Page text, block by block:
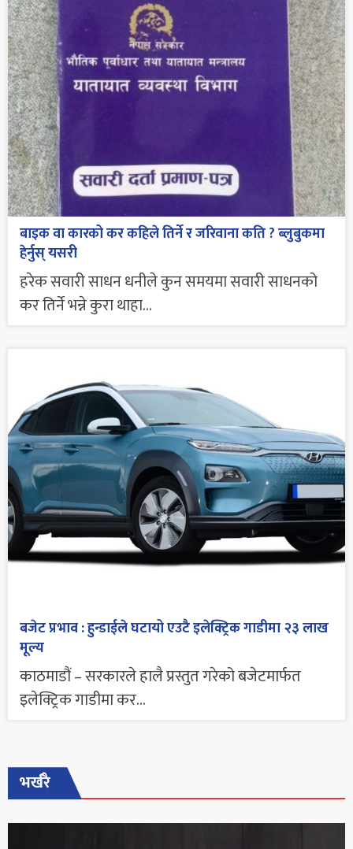
बाइक वा कारको कर कहिले तिर्ने र जरिवाना कति ? ब्लुबुकमा
हेर्नुस् यसरी
हरेक सवारी साधन धनीले कुन समयमा सवारी साधनको
कर तिर्ने भन्ने कुरा थाहा...
बजेट प्रभाव : हुन्डाईले घटायो एउटै इलेक्ट्रिक गाडीमा २३ लाख
मूल्य
काठमाडौं – सरकारले हालै प्रस्तुत गरेको बजेटमार्फत
इलेक्ट्रिक गाडीमा कर...
भर्खरै